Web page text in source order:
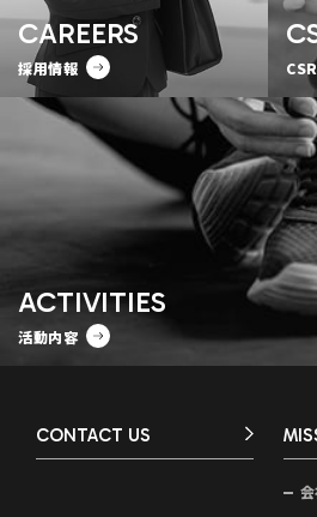
CAREERS
採用情報
ACTIVITIES
活動内容
CONTACT US